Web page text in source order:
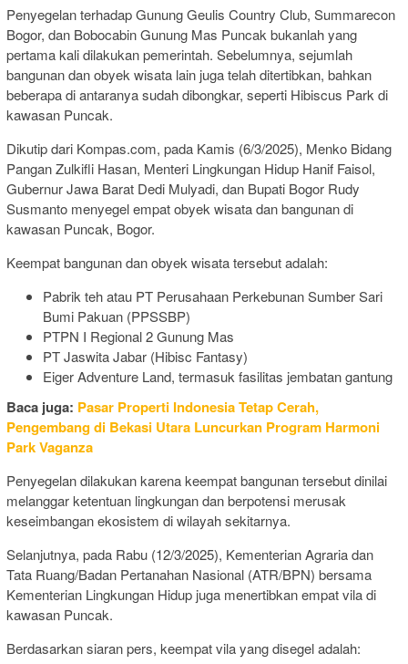
Penyegelan terhadap Gunung Geulis Country Club, Summarecon
Bogor, dan Bobocabin Gunung Mas Puncak bukanlah yang
pertama kali dilakukan pemerintah. Sebelumnya, sejumlah
bangunan dan obyek wisata lain juga telah ditertibkan, bahkan
beberapa di antaranya sudah dibongkar, seperti Hibiscus Park di
kawasan Puncak.
Dikutip dari Kompas.com, pada Kamis (6/3/2025), Menko Bidang
Pangan Zulkifli Hasan, Menteri Lingkungan Hidup Hanif Faisol,
Gubernur Jawa Barat Dedi Mulyadi, dan Bupati Bogor Rudy
Susmanto menyegel empat obyek wisata dan bangunan di
kawasan Puncak, Bogor.
Keempat bangunan dan obyek wisata tersebut adalah:
Pabrik teh atau PT Perusahaan Perkebunan Sumber Sari
Bumi Pakuan (PPSSBP)
PTPN I Regional 2 Gunung Mas
PT Jaswita Jabar (Hibisc Fantasy)
Eiger Adventure Land, termasuk fasilitas jembatan gantung
Baca juga: Pasar Properti Indonesia Tetap Cerah,
Pengembang di Bekasi Utara Luncurkan Program Harmoni
Park Vaganza
Penyegelan dilakukan karena keempat bangunan tersebut dinilai
melanggar ketentuan lingkungan dan berpotensi merusak
keseimbangan ekosistem di wilayah sekitarnya.
Selanjutnya, pada Rabu (12/3/2025), Kementerian Agraria dan
Tata Ruang/Badan Pertanahan Nasional (ATR/BPN) bersama
Kementerian Lingkungan Hidup juga menertibkan empat vila di
kawasan Puncak.
Berdasarkan siaran pers, keempat vila yang disegel adalah: